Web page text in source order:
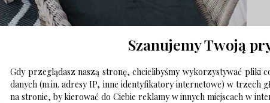
Szanujemy Twoją
Gdy przeglądasz naszą stronę, chcielibyśmy wykorzystywać pliki
danych (m.in. adresy IP, inne identyfikatory internetowe) w trzech
na stronie, by kierować do Ciebie reklamy w innych miejscach w